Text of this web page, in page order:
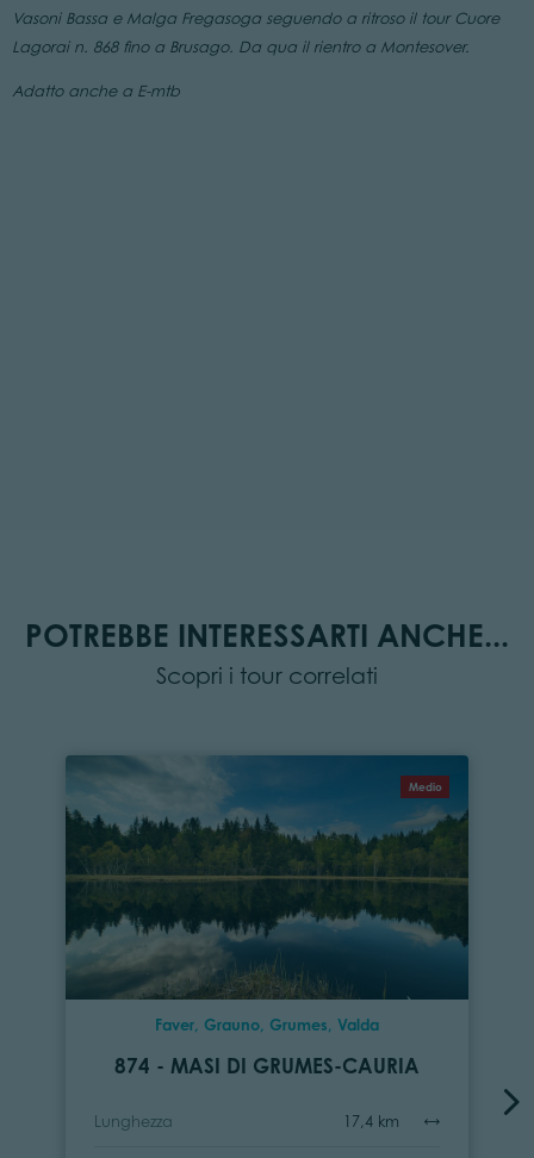
Vasoni Bassa e Malga Fregasoga seguendo a ritroso il tour Cuore
Lagorai n. 868 fino a Brusago. Da qua il rientro a Montesover.
Adatto anche a E-mtb
POTREBBE INTERESSARTI ANCHE...
Scopri i tour correlati
Medio
Faver, Grauno, Grumes, Valda
874 - MASI DI GRUMES-CAURIA
Lunghezza 17,4 km